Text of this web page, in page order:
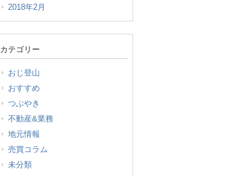
2018年2月
カテゴリー
おじ登山
おすすめ
つぶやき
不動産&業務
地元情報
売買コラム
未分類